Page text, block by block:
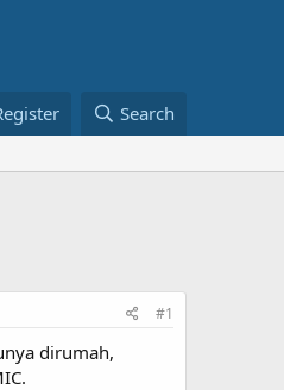
Search
#1
dirumah,